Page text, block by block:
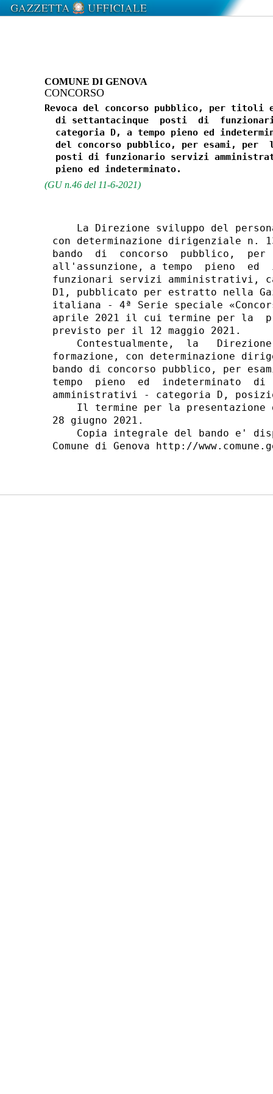
COMUNE DI GENOVA
CONCORSO
Revoca del concorso pubblico, per titoli
di settantacinque  posti  di
categoria D, a tempo pieno ed
del concorso pubblico, per esami, per
posti di funzionario servizi
(GU n.46 del 11-6-2021)
La Direzione sviluppo del
con determinazione dirigenziale
bando  di  concorso  pubblico,
all'assunzione, a tempo  pieno  ed
funzionari servizi amministrativi,
D1, pubblicato per estratto nella
italiana - 4ª Serie speciale
aprile 2021 il cui termine per la
previsto per il 12 maggio 2021.
Contestualmente,  la
formazione, con determinazione
bando di concorso pubblico, per
tempo  pieno  ed  indeterminato
amministrativi - categoria D,
Il termine per la presentazione
28 giugno 2021.
Copia integrale del bando e'
Comune di Genova http://